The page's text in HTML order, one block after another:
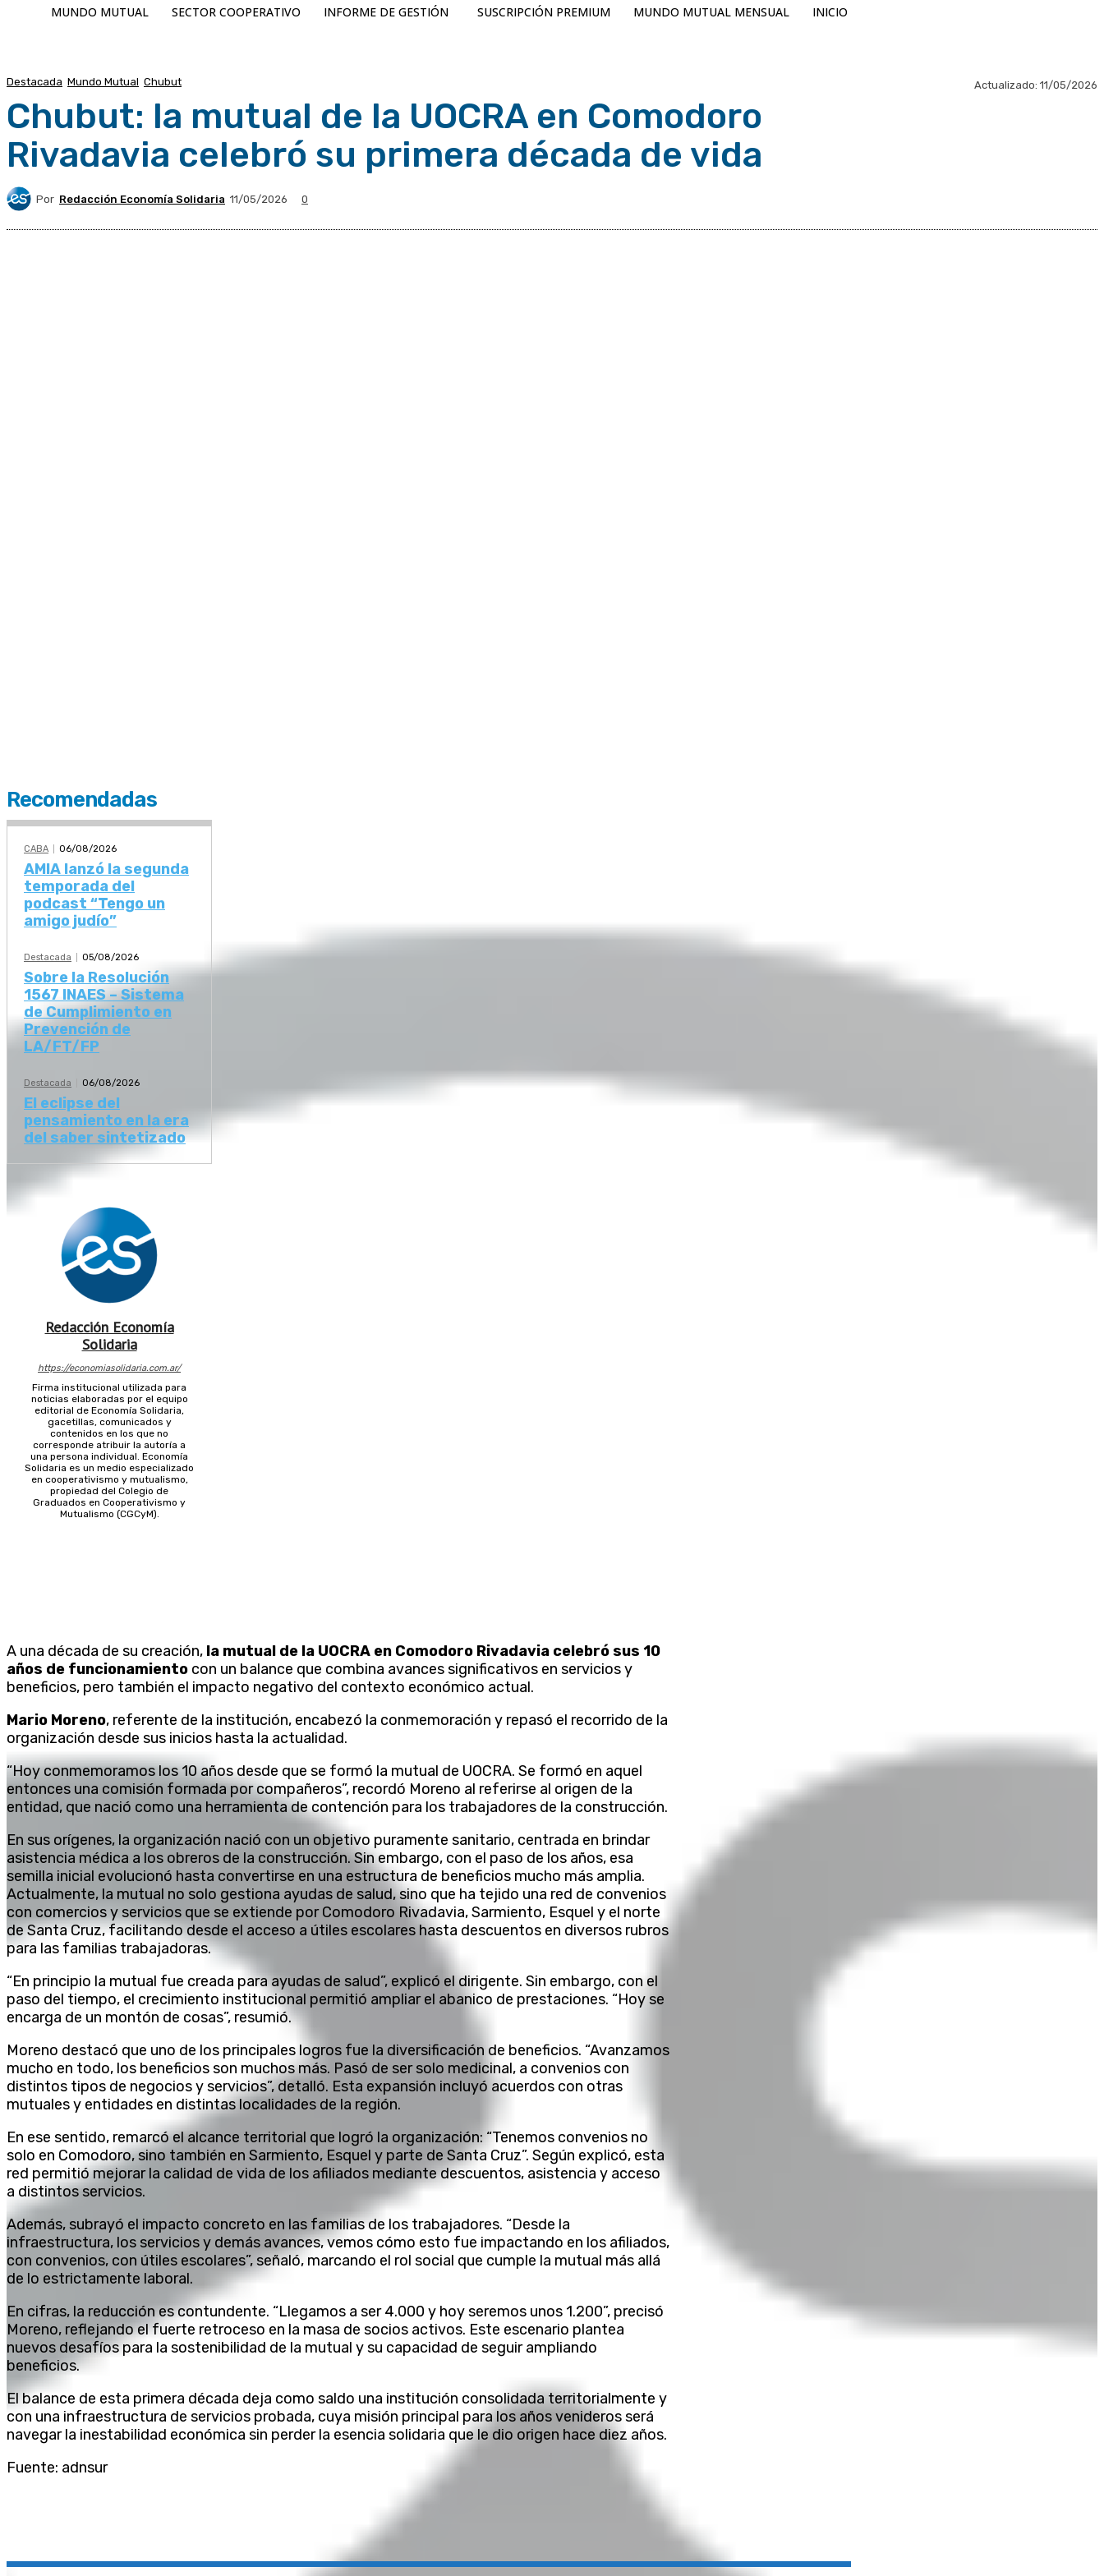
MUNDO MUTUAL SECTOR COOPERATIVO INFORME DE GESTIÓN SUSCRIPCIÓN PREMIUM MUNDO MUTUAL MENSUAL INICIO
Destacada Mundo Mutual Chubut Actualizado: 11/05/2026
Chubut: la mutual de la UOCRA en Comodoro
Rivadavia celebró su primera década de vida
Por Redacción Economía Solidaria 11/05/2026 0
Recomendadas
CABA 06/08/2026
AMIA lanzó la segunda
temporada del
podcast “Tengo un
amigo judío”
Destacada 05/08/2026
Sobre la Resolución
1567 INAES – Sistema
de Cumplimiento en
Prevención de
LA/FT/FP
Destacada 06/08/2026
El eclipse del
pensamiento en la era
del saber sintetizado
Redacción Economía
Solidaria
https://economiasolidaria.com.ar/
Firma institucional utilizada para
noticias elaboradas por el equipo
editorial de Economía Solidaria,
gacetillas, comunicados y
contenidos en los que no
corresponde atribuir la autoría a
una persona individual. Economía
Solidaria es un medio especializado
en cooperativismo y mutualismo,
propiedad del Colegio de
Graduados en Cooperativismo y
Mutualismo (CGCyM).
A una década de su creación, la mutual de la UOCRA en Comodoro Rivadavia celebró sus 10
años de funcionamiento con un balance que combina avances significativos en servicios y
beneficios, pero también el impacto negativo del contexto económico actual.
Mario Moreno, referente de la institución, encabezó la conmemoración y repasó el recorrido de la
organización desde sus inicios hasta la actualidad.
“Hoy conmemoramos los 10 años desde que se formó la mutual de UOCRA. Se formó en aquel
entonces una comisión formada por compañeros”, recordó Moreno al referirse al origen de la
entidad, que nació como una herramienta de contención para los trabajadores de la construcción.
En sus orígenes, la organización nació con un objetivo puramente sanitario, centrada en brindar
asistencia médica a los obreros de la construcción. Sin embargo, con el paso de los años, esa
semilla inicial evolucionó hasta convertirse en una estructura de beneficios mucho más amplia.
Actualmente, la mutual no solo gestiona ayudas de salud, sino que ha tejido una red de convenios
con comercios y servicios que se extiende por Comodoro Rivadavia, Sarmiento, Esquel y el norte
de Santa Cruz, facilitando desde el acceso a útiles escolares hasta descuentos en diversos rubros
para las familias trabajadoras.
“En principio la mutual fue creada para ayudas de salud”, explicó el dirigente. Sin embargo, con el
paso del tiempo, el crecimiento institucional permitió ampliar el abanico de prestaciones. “Hoy se
encarga de un montón de cosas”, resumió.
Moreno destacó que uno de los principales logros fue la diversificación de beneficios. “Avanzamos
mucho en todo, los beneficios son muchos más. Pasó de ser solo medicinal, a convenios con
distintos tipos de negocios y servicios”, detalló. Esta expansión incluyó acuerdos con otras
mutuales y entidades en distintas localidades de la región.
En ese sentido, remarcó el alcance territorial que logró la organización: “Tenemos convenios no
solo en Comodoro, sino también en Sarmiento, Esquel y parte de Santa Cruz”. Según explicó, esta
red permitió mejorar la calidad de vida de los afiliados mediante descuentos, asistencia y acceso
a distintos servicios.
Además, subrayó el impacto concreto en las familias de los trabajadores. “Desde la
infraestructura, los servicios y demás avances, vemos cómo esto fue impactando en los afiliados,
con convenios, con útiles escolares”, señaló, marcando el rol social que cumple la mutual más allá
de lo estrictamente laboral.
En cifras, la reducción es contundente. “Llegamos a ser 4.000 y hoy seremos unos 1.200”, precisó
Moreno, reflejando el fuerte retroceso en la masa de socios activos. Este escenario plantea
nuevos desafíos para la sostenibilidad de la mutual y su capacidad de seguir ampliando
beneficios.
El balance de esta primera década deja como saldo una institución consolidada territorialmente y
con una infraestructura de servicios probada, cuya misión principal para los años venideros será
navegar la inestabilidad económica sin perder la esencia solidaria que le dio origen hace diez años.
Fuente: adnsur